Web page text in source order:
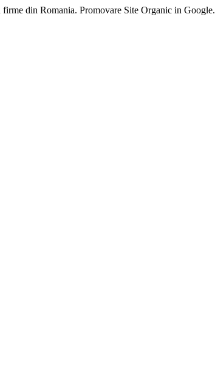
din Romania. Promovare Site Organic in Google.